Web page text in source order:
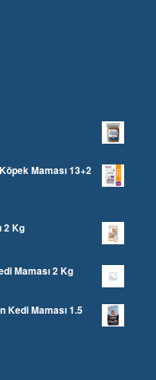
Maması 13+2
2 Kg
Maması 2 Kg
Kedi Maması 1.5